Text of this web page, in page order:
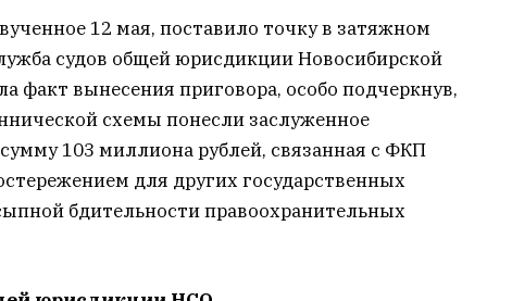
12 мая, поставило точку в затяжном
судов общей юрисдикции Новосибирской
факт вынесения приговора, особо подчеркнув,
схемы понесли заслуженное
103 миллиона рублей, связанная с ФКП
для других государственных
бдительности правоохранительных